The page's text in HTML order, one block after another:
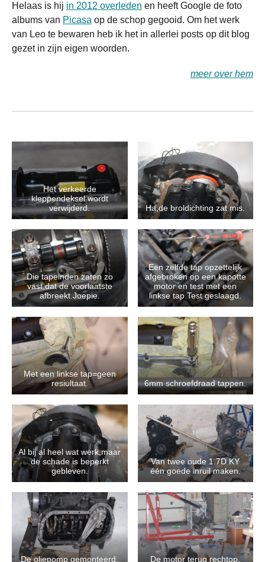
Helaas is hij in 2012 overleden en heeft Google de foto
albums van Picasa op de schop gegooid. Om het werk
van Leo te bewaren heb ik het in allerlei posts op dit blog
gezet in zijn eigen woorden.
meer over hem
Het verkeerde
kleppendeksel wordt
verwijderd.
Ha,de broldichting zat mis.
Die tapeinden zaten zo
vast,dat de voorlaatste
afbreekt.Joepie.
Een zelfde tap opzettelijk
afgebroken op een kapotte
motor en test met een
linkse tap.Test geslaagd.
Met een linkse tap=geen
resiultaat.
6mm schroefdraad tappen.
Al bij al heel wat werk,maar
de schade is beperkt
gebleven.
Van twee oude 1.7D KY
één goede inruil maken.
De oliepomp gemonteerd. De motor terug rechtop.